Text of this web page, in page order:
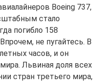
Boeing 737,
стало
погибло 158
не пугайтесь. В
часов, и он
Львиная доля всех
стран третьего мира,